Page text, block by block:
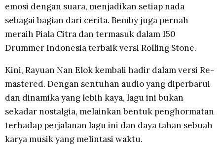
emosi dengan suara, menjadikan setiap nada
sebagai bagian dari cerita. Bemby juga pernah
meraih Piala Citra dan termasuk dalam 150
Drummer Indonesia terbaik versi Rolling Stone.
Kini, Rayuan Nan Elok kembali hadir dalam versi Re-
mastered. Dengan sentuhan audio yang diperbarui
dan dinamika yang lebih kaya, lagu ini bukan
sekadar nostalgia, melainkan bentuk penghormatan
terhadap perjalanan lagu ini dan daya tahan sebuah
karya musik yang melintasi waktu.